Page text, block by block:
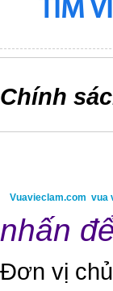
TIM
Chính
Vuavieclam.com vua
nhấn
Đơn vị